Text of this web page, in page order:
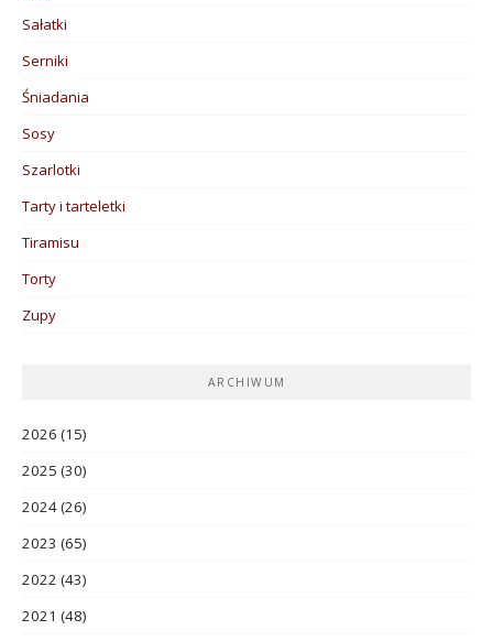
Sałatki
Serniki
Śniadania
Sosy
Szarlotki
Tarty i tarteletki
Tiramisu
Torty
Zupy
ARCHIWUM
2026 (15)
2025 (30)
2024(26)
2023 (65)
2022 (43)
2021 (48)